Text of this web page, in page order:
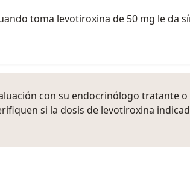
toma levotiroxina de 50 mg le da
con su endocrinólogo tratante o
si la dosis de levotiroxina